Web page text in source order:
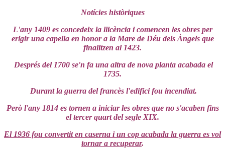
Notícies històriques
L'any 1409 es concedeix la llicència i comencen les obres per
erigir una capella en honor a la Mare de Déu dels Àngels que
finalitzen al 1423.
Després del 1700 se'n fa una altra de nova planta acabada el
1735.
Durant la guerra del francès l'edifici fou incendiat.
Però l'any 1814 es tornen a iniciar les obres que no s'acaben fins
el tercer quart del segle XIX.
El 1936 fou convertit en caserna i un cop acabada la guerra es vol
tornar a recuperar.